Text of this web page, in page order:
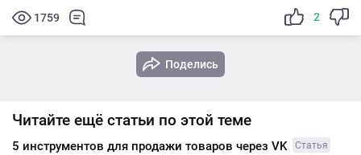
1759 2
Поделись
Читайте ещё статьи по этой теме
5 инструментов для продажи товаров через VK Статья